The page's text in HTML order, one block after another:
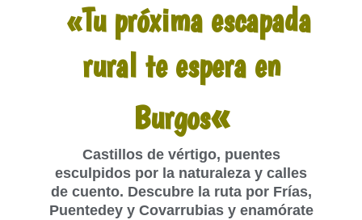
«Tu próxima escapada
rural te espera en
Burgos«
Castillos de vértigo, puentes
esculpidos por la naturaleza y calles
de cuento. Descubre la ruta por Frías,
Puentedey y Covarrubias y enamórate